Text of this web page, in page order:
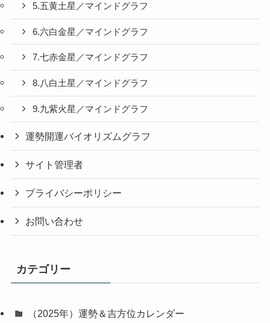
5.五黄土星／マインドグラフ
6.六白金星／マインドグラフ
7.七赤金星／マインドグラフ
8.八白土星／マインドグラフ
9.九紫火星／マインドグラフ
運勢開運バイオリズムグラフ
サイト管理者
プライバシーポリシー
お問い合わせ
カテゴリー
（2025年）運勢＆吉方位カレンダー